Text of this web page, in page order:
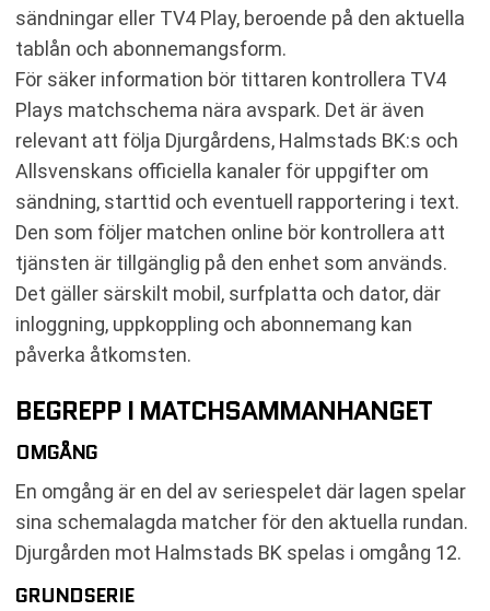
sändningar eller TV4 Play, beroende på den aktuella
tablån och abonnemangsform.
För säker information bör tittaren kontrollera TV4
Plays matchschema nära avspark. Det är även
relevant att följa Djurgårdens, Halmstads BK:s och
Allsvenskans officiella kanaler för uppgifter om
sändning, starttid och eventuell rapportering i text.
Den som följer matchen online bör kontrollera att
tjänsten är tillgänglig på den enhet som används.
Det gäller särskilt mobil, surfplatta och dator, där
inloggning, uppkoppling och abonnemang kan
påverka åtkomsten.
BEGREPP I MATCHSAMMANHANGET
OMGÅNG
En omgång är en del av seriespelet där lagen spelar
sina schemalagda matcher för den aktuella rundan.
Djurgården mot Halmstads BK spelas i omgång 12.
GRUNDSERIE